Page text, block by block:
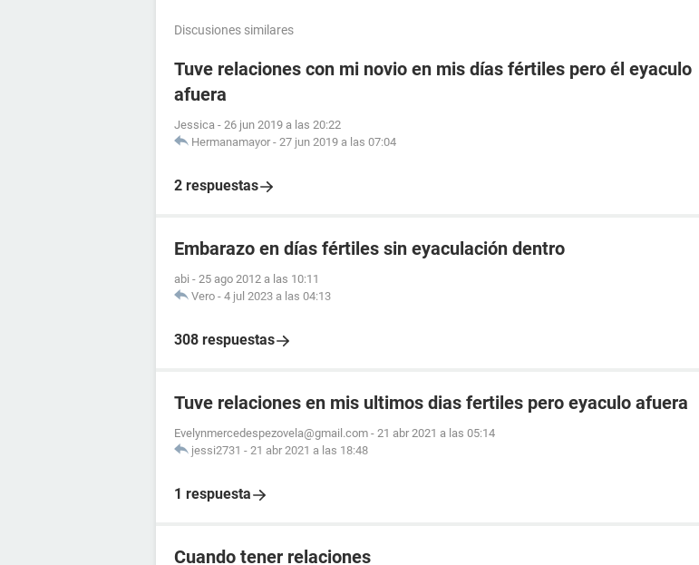
Discusiones similares
Tuve relaciones con mi novio en mis días fértiles pero él eyaculo
afuera
Jessica - 26 jun 2019 a las 20:22
Hermanamayor - 27 jun 2019 a las 07:04
2 respuestas
Embarazo en días fértiles sin eyaculación dentro
abi - 25 ago 2012 a las 10:11
Vero - 4 jul 2023 a las 04:13
308 respuestas
Tuve relaciones en mis ultimos dias fertiles pero eyaculo afuera
Evelynmercedespezovela@gmail.com - 21 abr 2021 a las 05:14
jessi2731 - 21 abr 2021 a las 18:48
1 respuesta
Cuando tener relaciones